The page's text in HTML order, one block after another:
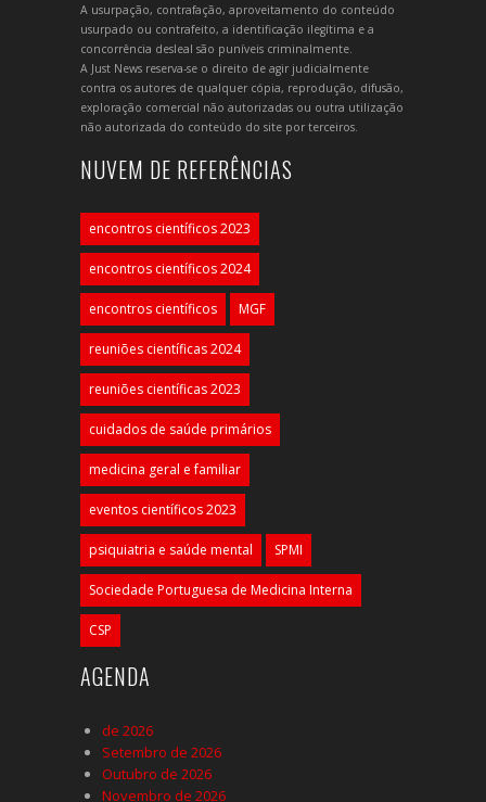
A usurpação, contrafação, aproveitamento do conteúdo
usurpado ou contrafeito, a identificação ilegítima e a
concorrência desleal são puníveis criminalmente.
A Just News reserva-se o direito de agir judicialmente
contra os autores de qualquer cópia, reprodução, difusão,
exploração comercial não autorizadas ou outra utilização
não autorizada do conteúdo do site por terceiros.
NUVEM DE REFERÊNCIAS
encontros científicos 2023
encontros científicos 2024
encontros científicos MGF
reuniões científicas 2024
reuniões científicas 2023
cuidados de saúde primários
medicina geral e familiar
eventos científicos 2023
psiquiatria e saúde mental SPMI
Sociedade Portuguesa de Medicina Interna
CSP
AGENDA
de 2026
Setembro de 2026
Outubro de 2026
Novembro de 2026